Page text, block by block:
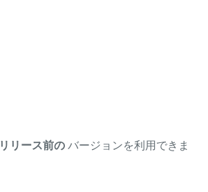
リリース前の バージョンを利用できま